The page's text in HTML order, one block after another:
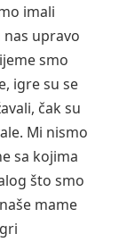
imali
nas upravo
smo
igre su se
čak su
Mi nismo
sa kojima
što smo
mame